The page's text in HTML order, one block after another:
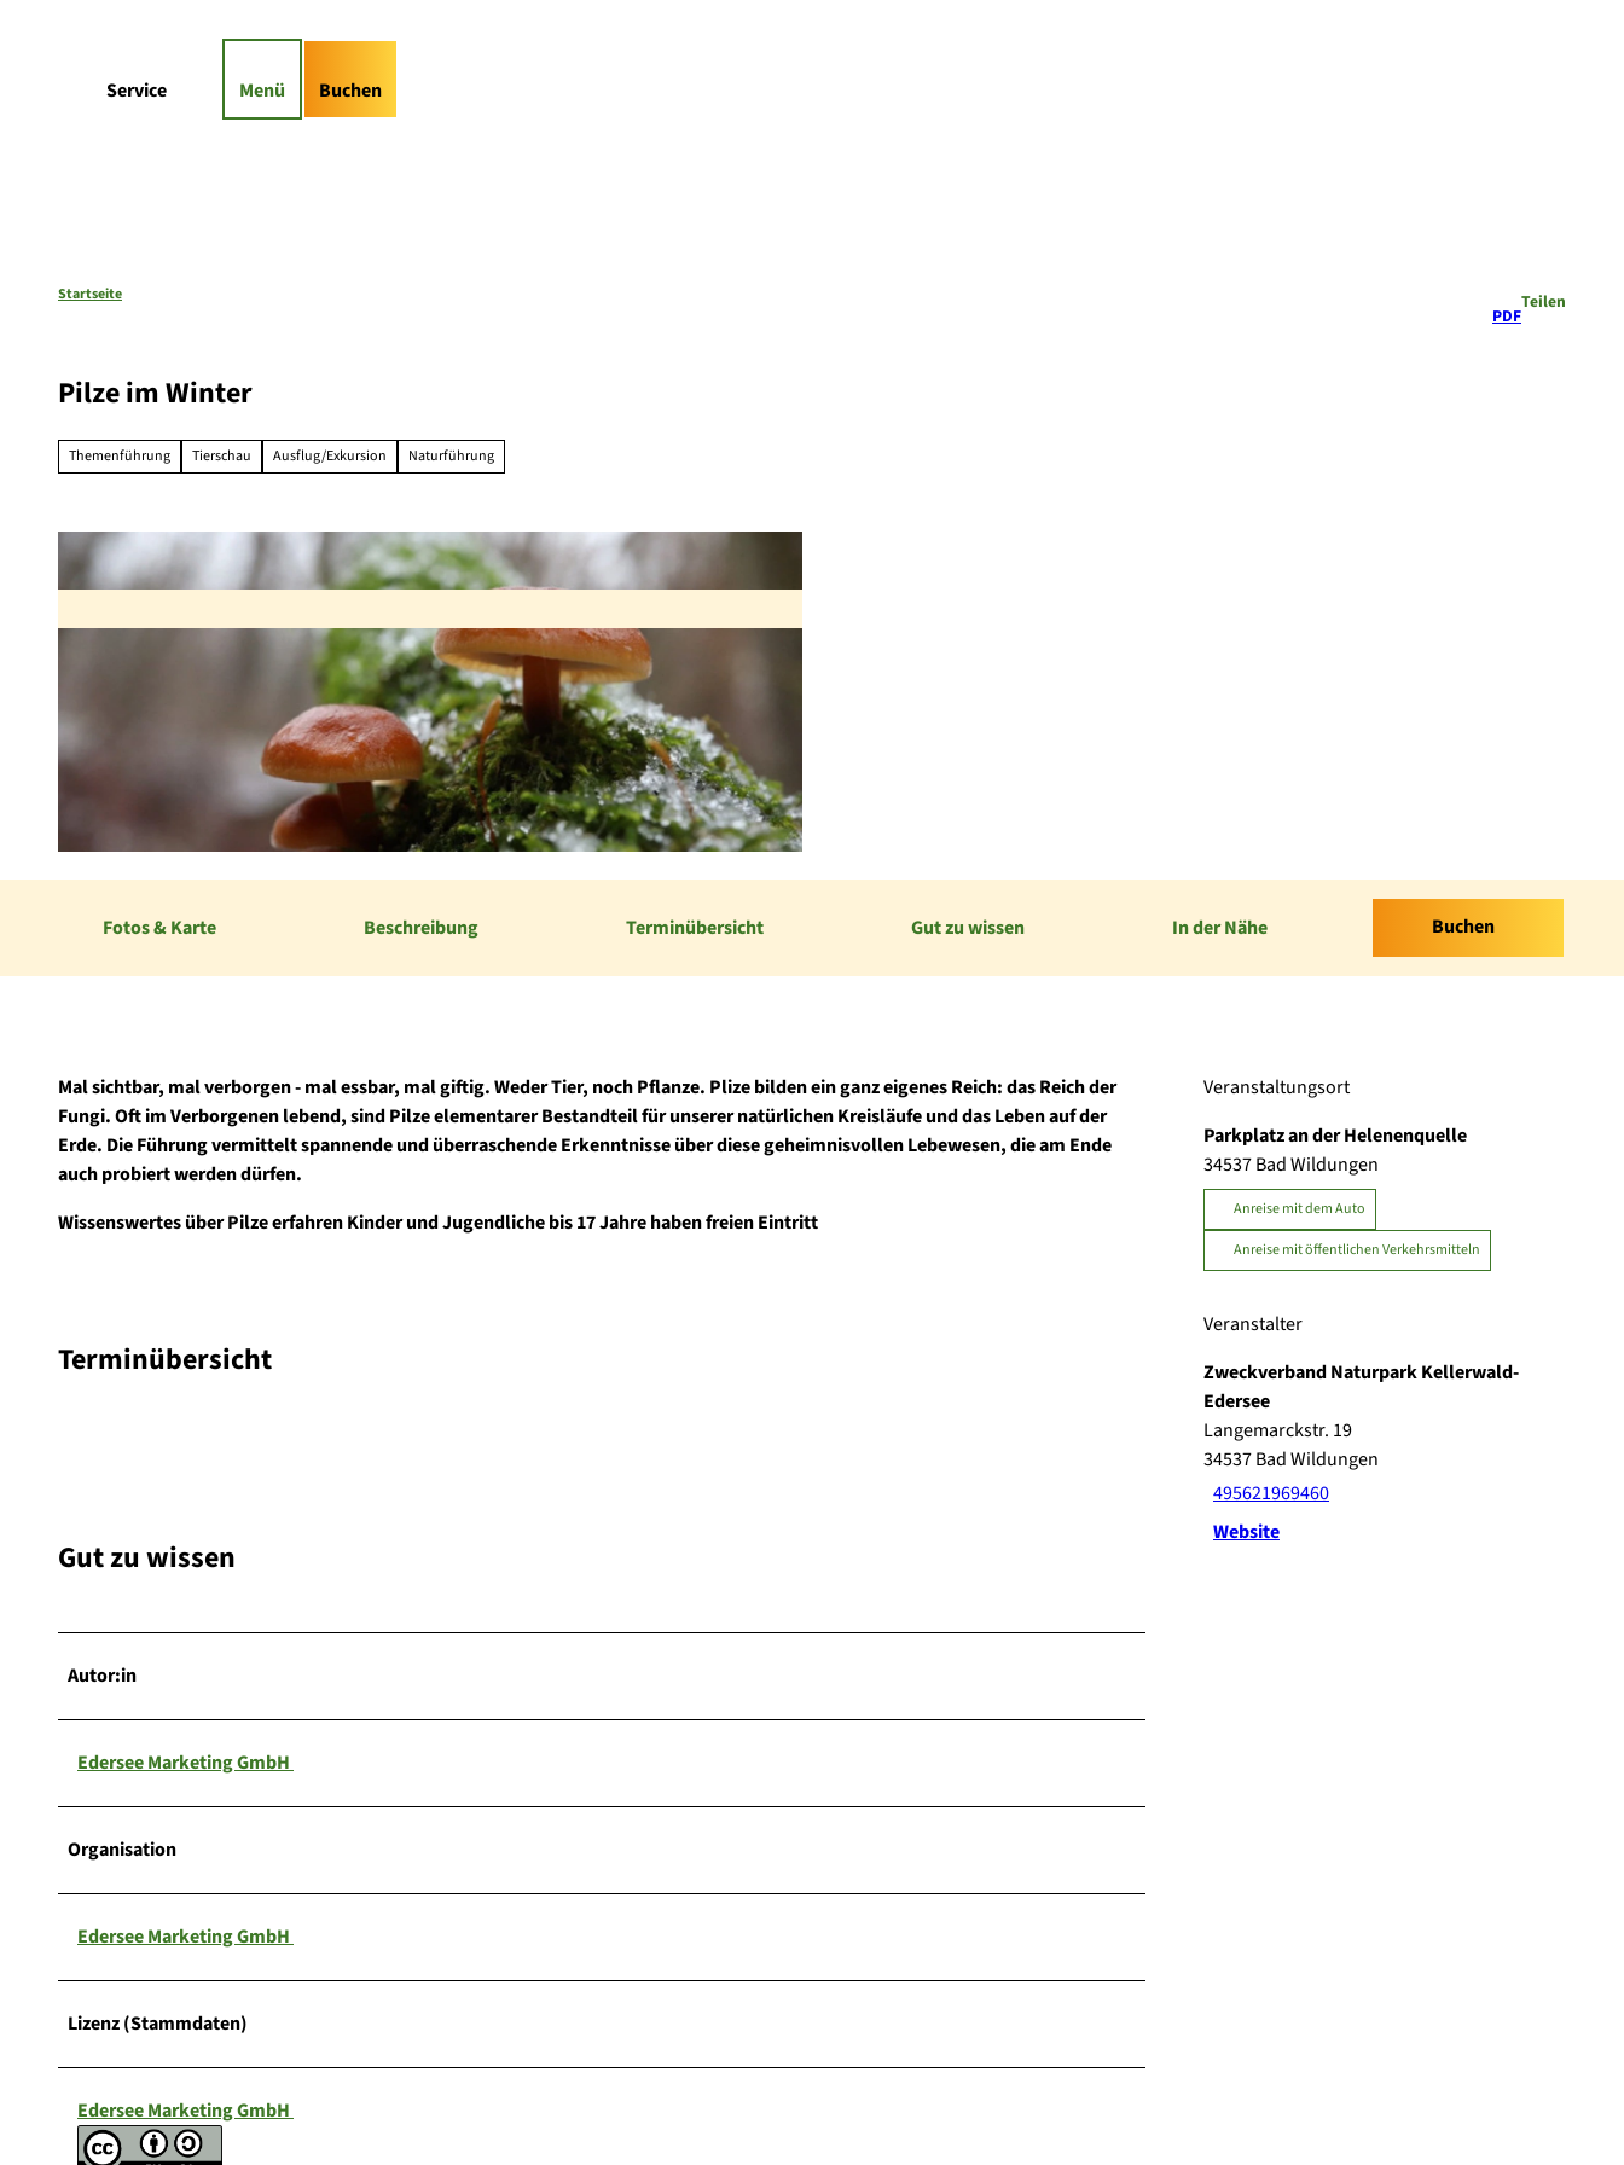
Service Menü Buchen
Startseite
PDF
Teilen
Pilze im Winter
Themenführung Tierschau Ausflug/Exkursion Naturführung
Fotos & Karte Beschreibung Terminübersicht Gut zu wissen In der Nähe Buchen
Mal sichtbar, mal verborgen - mal essbar, mal giftig. Weder Tier, noch Pflanze. Plize bilden ein ganz eigenes Reich: das Reich der
Fungi. Oft im Verborgenen lebend, sind Pilze elementarer Bestandteil für unserer natürlichen Kreisläufe und das Leben auf der
Erde. Die Führung vermittelt spannende und überraschende Erkenntnisse über diese geheimnisvollen Lebewesen, die am Ende
auch probiert werden dürfen.
Wissenswertes über Pilze erfahren Kinder und Jugendliche bis 17 Jahre haben freien Eintritt
Terminübersicht
Gut zu wissen
Autor:in
Edersee Marketing GmbH
Organisation
Edersee Marketing GmbH
Lizenz (Stammdaten)
Edersee Marketing GmbH
Veranstaltungsort
Parkplatz an der Helenenquelle
34537Bad Wildungen
Anreise mit dem Auto
Anreise mit öffentlichen Verkehrsmitteln
Veranstalter
Zweckverband Naturpark Kellerwald-
Edersee
Langemarckstr. 19
34537Bad Wildungen
495621969460
Website